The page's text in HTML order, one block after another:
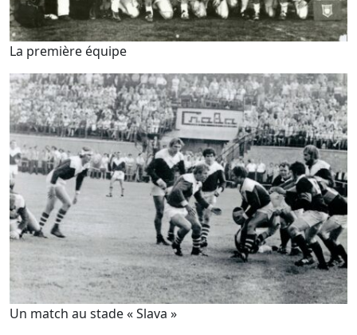
La première équipe
Un match au stade « Slava »